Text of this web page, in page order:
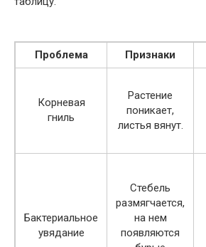
Проблема Признаки
Корневая
гниль
Растение
поникает,
листья вянут.
Бактериальное
увядание
Стебель
размягчается,
на нем
появляются